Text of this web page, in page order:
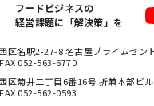
フードビジネスの
経営課題に「解決策」を
区名駅2-27-8 名古屋プライムセン
052-563-6770
区菊井二丁目6番16号 折兼本部ビル
052-562-0593